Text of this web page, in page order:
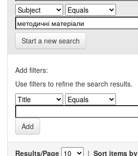
Start a new search
Add filters:
Use filters to refine the search results.
Results/Page | Sort items by